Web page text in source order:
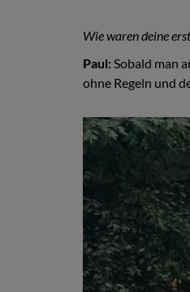
Wie waren deine
Paul: Sobald man
ohne Regeln und